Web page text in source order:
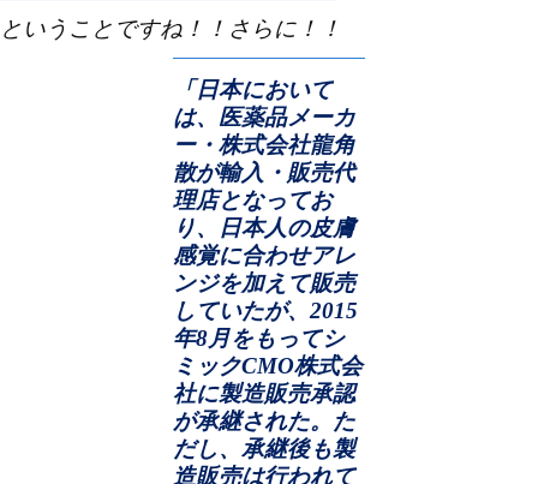
ということですね！！さらに！！
「日本において
は、医薬品メーカ
ー・株式会社龍角
散が輸入・販売代
理店となってお
り、日本人の皮膚
感覚に合わせアレ
ンジを加えて販売
していたが、 2015
年8月をもってシ
ミックCMO株式会
社に製造販売承認
が承継された。た
だし、承継後も製
造販売は行われて